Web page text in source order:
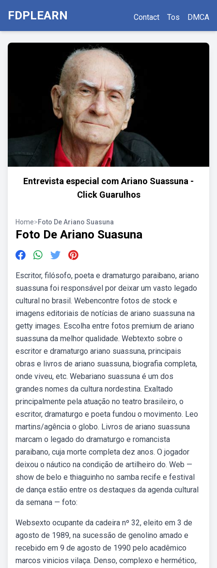
FDPLEARN Contact Tos DMCA
Entrevista especial com Ariano Suassuna -
Click Guarulhos
Home>Foto De Ariano Suasuna
Foto De Ariano Suasuna
Escritor, filósofo, poeta e dramaturgo paraibano, ariano
suassuna foi responsável por deixar um vasto legado
cultural no brasil. Webencontre fotos de stock e
imagens editoriais de notícias de ariano suassuna na
getty images. Escolha entre fotos premium de ariano
suassuna da melhor qualidade. Webtexto sobre o
escritor e dramaturgo ariano suassuna, principais
obras e livros de ariano suassuna, biografia completa,
onde viveu, etc. Webariano suassuna é um dos
grandes nomes da cultura nordestina. Exaltado
principalmente pela atuação no teatro brasileiro, o
escritor, dramaturgo e poeta fundou o movimento. Leo
martins/agência o globo. Livros de ariano suassuna
marcam o legado do dramaturgo e romancista
paraibano, cuja morte completa dez anos. O jogador
deixou o náutico na condição de artilheiro do. Web —
show de belo e thiaguinho no samba recife e festival
de dança estão entre os destaques da agenda cultural
da semana — foto:
Websexto ocupante da cadeira nº 32, eleito em 3 de
agosto de 1989, na sucessão de genolino amado e
recebido em 9 de agosto de 1990 pelo acadêmico
marcos vinicios vilaça. Denso, complexo e hermético,.